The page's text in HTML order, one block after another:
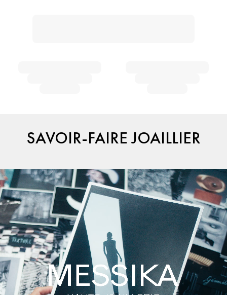
SAVOIR-FAIRE JOAILLIER